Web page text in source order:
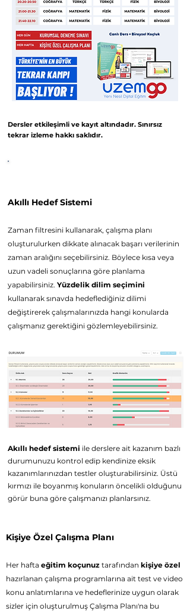
Dersler etkileşimli ve kayıt altındadır. Sınırsız
tekrar izleme hakkı saklıdır.
Akıllı Hedef Sistemi
Zaman filtresini kullanarak, çalışma planı
oluşturulurken dikkate alınacak başarı verilerinin
zaman aralığını seçebilirsiniz. Böylece kısa veya
uzun vadeli sonuçlarına göre planlama
yapabilirsiniz. Yüzdelik dilim seçimini
kullanarak sınavda hedeflediğiniz dilimi
değiştirerek çalışmalarınızda hangi konularda
çalışmanız gerektiğini gözlemleyebilirsiniz.
Akıllı hedef sistemi ile derslere ait kazanım bazlı
durumunuzu kontrol edip kendinize eksik
kazanımlarınızdan testler oluşturabilirsiniz. Üstü
kırmızı ile boyanmış konuların öncelikli olduğunu
görür buna göre çalışmanızı planlarsınız.
Kişiye Özel Çalışma Planı
Her hafta eğitim koçunuz tarafından kişiye özel
hazırlanan çalışma programlarına ait test ve video
konu anlatımlarına ve hedeflerinize uygun olarak
sizler için oluşturulmuş Çalışma Planı'na bu